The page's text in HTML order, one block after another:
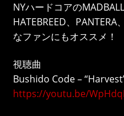
NYハードコアの
HATEBREED、PANTERA
なファンにもオススメ！
視聴曲
Bushido Code –
https://youtu.be/